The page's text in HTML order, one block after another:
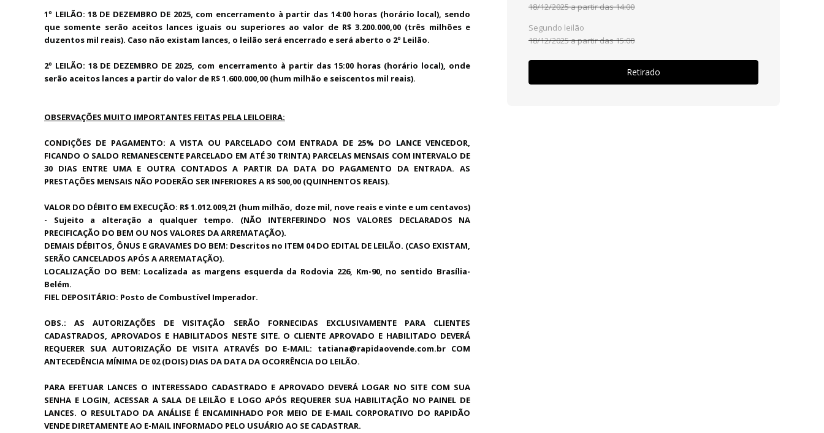
1º LEILÃO: 18 DE DEZEMBRO DE 2025, com encerramento à partir das 14:00 horas (horário local), sendo
que somente serão aceitos lances iguais ou superiores ao valor de R$ 3.200.000,00 (três milhões e
duzentos mil reais). Caso não existam lances, o leilão será encerrado e será aberto o 2º Leilão.
2º LEILÃO: 18 DE DEZEMBRO DE 2025, com encerramento à partir das 15:00 horas (horário local), onde
serão aceitos lances a partir do valor de R$ 1.600.000,00 (hum milhão e seiscentos mil reais).
OBSERVAÇÕES MUITO IMPORTANTES FEITAS PELA LEILOEIRA:
CONDIÇÕES DE PAGAMENTO: A VISTA OU PARCELADO COM ENTRADA DE 25% DO LANCE VENCEDOR,
FICANDO O SALDO REMANESCENTE PARCELADO EM ATÉ 30 TRINTA) PARCELAS MENSAIS COM INTERVALO DE
30 DIAS ENTRE UMA E OUTRA CONTADOS A PARTIR DA DATA DO PAGAMENTO DA ENTRADA. AS
PRESTAÇÕES MENSAIS NÃO PODERÃO SER INFERIORES A R$ 500,00 (QUINHENTOS REAIS).
VALOR DO DÉBITO EM EXECUÇÃO: R$ 1.012.009,21 (hum milhão, doze mil, nove reais e vinte e um centavos)
- Sujeito a alteração a qualquer tempo. (NÃO INTERFERINDO NOS VALORES DECLARADOS NA
PRECIFICAÇÃO DO BEM OU NOS VALORES DA ARREMATAÇÃO).
DEMAIS DÉBITOS, ÔNUS E GRAVAMES DO BEM: Descritos no ITEM 04 DO EDITAL DE LEILÃO. (CASO EXISTAM,
SERÃO CANCELADOS APÓS A ARREMATAÇÃO).
LOCALIZAÇÃO DO BEM: Localizada as margens esquerda da Rodovia 226, Km-90, no sentido Brasília-
Belém.
FIEL DEPOSITÁRIO: Posto de Combustível Imperador.
OBS.: AS AUTORIZAÇÕES DE VISITAÇÃO SERÃO FORNECIDAS EXCLUSIVAMENTE PARA CLIENTES
CADASTRADOS, APROVADOS E HABILITADOS NESTE SITE. O CLIENTE APROVADO E HABILITADO DEVERÁ
REQUERER SUA AUTORIZAÇÃO DE VISITA ATRAVÉS DO E-MAIL: tatiana@rapidaovende.com.br COM
ANTECEDÊNCIA MÍNIMA DE 02 (DOIS) DIAS DA DATA DA OCORRÊNCIA DO LEILÃO.
PARA EFETUAR LANCES O INTERESSADO CADASTRADO E APROVADO DEVERÁ LOGAR NO SITE COM SUA
SENHA E LOGIN, ACESSAR A SALA DE LEILÃO E LOGO APÓS REQUERER SUA HABILITAÇÃO NO PAINEL DE
LANCES. O RESULTADO DA ANÁLISE É ENCAMINHADO POR MEIO DE E-MAIL CORPORATIVO DO RAPIDÃO
VENDE DIRETAMENTE AO E-MAIL INFORMADO PELO USUÁRIO AO SE CADASTRAR.
18/12/2025 a partir das 14:00
Segundo leilão
18/12/2025 a partir das 15:00
Retirado